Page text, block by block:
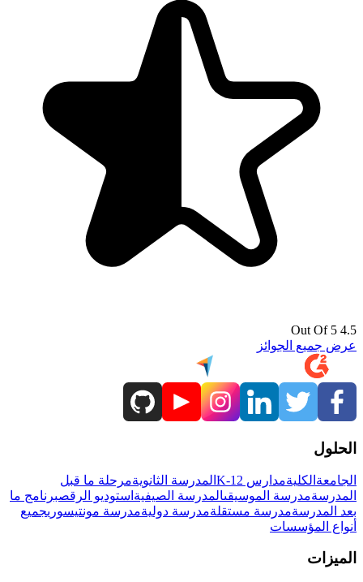
4.5 Out Of 5
عرض جميع الجوائز
الحلول
الجامعة الكليةمدارس K-12 المدرسة الثانويةمرحلة ما قبل
المدرسةمدرسة الموسيقىالمدرسة الصيفية استوديو الرقصبرنامج ما
بعد المدرسةمدرسة مستقلةمدرسة دوليةمدرسة مونتيسوريجميع
أنواع المؤسسات
الميزات